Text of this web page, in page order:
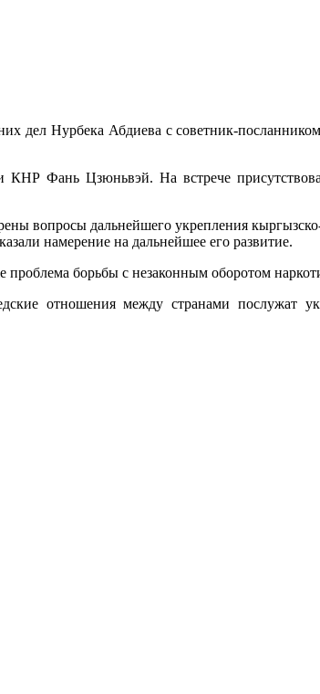
дел Нурбека Абдиева с советник-
КНР Фань Цзюньвэй. На встрече
вопросы дальнейшего укрепления
намерение на дальнейшее его развитие.
проблема борьбы с незаконным оборотом
отношения между странами послужат